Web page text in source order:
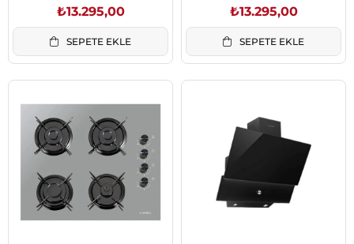
₺13.295,00
SEPETE EKLE
₺13.295,00
SEPETE EKLE